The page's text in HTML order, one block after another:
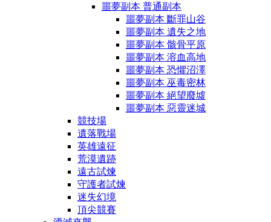
噩夢副本 普通副本
噩夢副本 斷罪山谷
噩夢副本 遺失之地
噩夢副本 骸骨平原
噩夢副本 溶血高地
噩夢副本 恐懼沼澤
噩夢副本 巫毒密林
噩夢副本 絕望廢墟
噩夢副本 惡靈迷城
競技場
遺落戰場
英雄遠征
荒漠遺跡
遠古試煉
守護者試煉
迷失幻境
頂尖競賽